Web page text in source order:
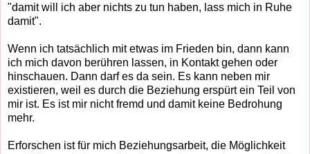
"damit will ich aber nichts zu tun haben, lass mich in Ruhe
damit".
Wenn ich tatsächlich mit etwas im Frieden bin, dann kann
ich mich davon berühren lassen, in Kontakt gehen oder
hinschauen. Dann darf es da sein. Es kann neben mir
existieren, weil es durch die Beziehung erspürt ein Teil von
mir ist. Es ist mir nicht fremd und damit keine Bedrohung
mehr.
Erforschen ist für mich Beziehungsarbeit, die Möglichkeit